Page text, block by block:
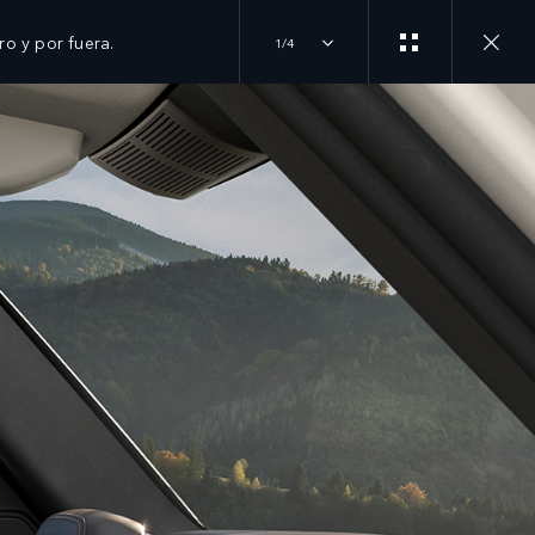
y por fuera. 1/4
INICIA TU COMPRA
NUESTROS MODELOS
UN DISTRIBUIDOR
ÚNETE A LA CONVERSACIÓN